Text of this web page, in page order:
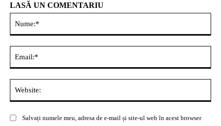
LASĂ UN COMENTARIU
Salvați numele meu, adresa de e-mail și site-ul web în acest browser